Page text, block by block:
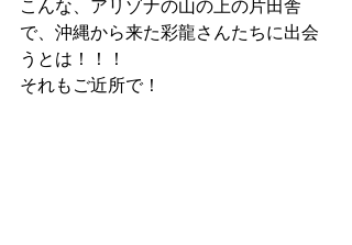
こんな、アリゾナの山の上の片田舎
で、沖縄から来た彩龍さんたちに出会
うとは！！！
それもご近所で！